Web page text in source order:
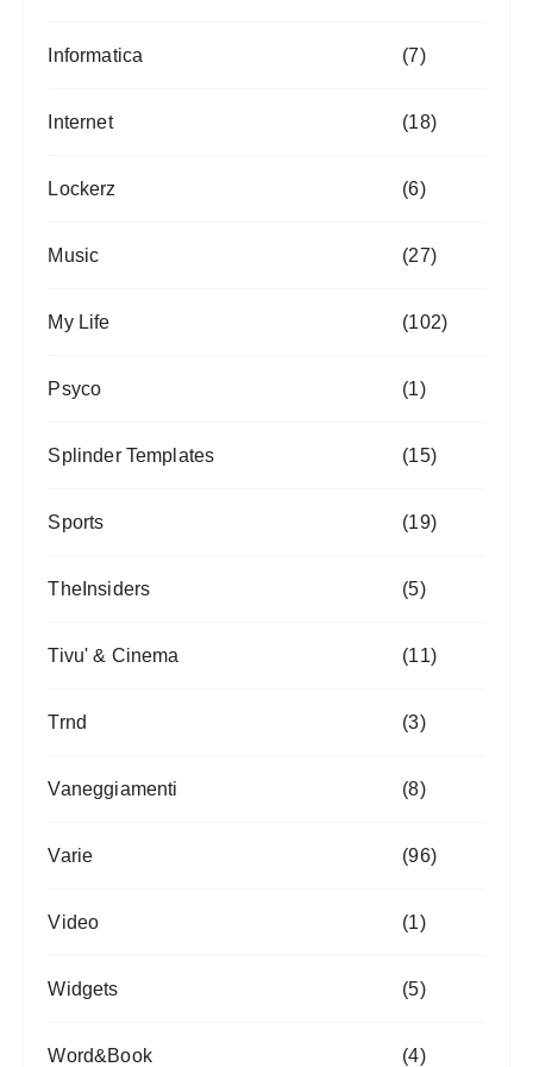
Informatica (7)
Internet (18)
Lockerz (6)
Music (27)
My Life (102)
Psyco (1)
Splinder Templates (15)
Sports (19)
TheInsiders (5)
Tivu' & Cinema (11)
Trnd (3)
Vaneggiamenti (8)
Varie (96)
Video (1)
Widgets (5)
Word&Book (4)